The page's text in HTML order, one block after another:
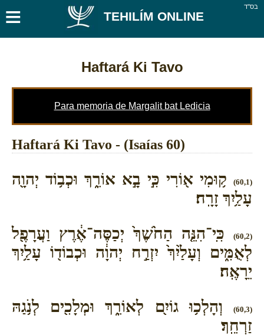
בס''ד ≡ TEHILÍM ONLINE
Haftará Ki Tavo
Para memoria de Margalit bat Ledicia
Haftará Ki Tavo - (Isaías 60)
(60,1)
ק֥וּמִי א֖וֹרִי כִּ֣י בָ֣א אוֹרֵ֑ךְ וּכְב֥וֹד יְהוָ֖ה
עָלַ֥יִךְ זָרָֽח׃
(60,2)
כִּֽי־הִנֵּ֤ה הַחֹ֙שֶׁךְ֙ יְכַסֶּה־אֶ֔רֶץ וַעֲרָפֶ֖ל
לְאֻמִּ֑ים וְעָלַ֙יִךְ֙ יִזְרַ֣ח יְהוָ֔ה וּכְבוֹד֖וֹ עָלַ֥יִךְ
יֵרָאֶֽה׃
(60,3)
וְהָלְכ֥וּ גוֹיִ֖ם לְאוֹרֵ֑ךְ וּמְלָכִ֖ים לְנֹ֥גַהּ
זַרְחֵֽךְ׃